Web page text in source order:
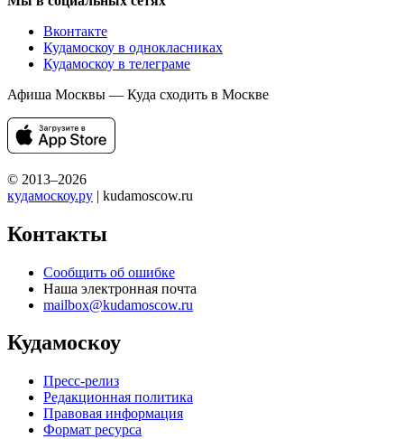
Вконтакте
Кудамоскоу в однокласниках
Кудамоскоу в телеграме
Афиша Москвы — Куда сходить в Москве
© 2013–2026
кудамоскоу.ру | kudamoscow.ru
Контакты
Сообщить об ошибке
Наша электронная почта
mailbox@kudamoscow.ru
Кудамоскоу
Пресс-релиз
Редакционная политика
Правовая информация
Формат ресурса